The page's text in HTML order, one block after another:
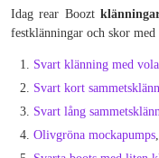
Idag rear Boozt
festklänningar och skor med
Svart klänning med
Svart kort
Svart lång
Olivgröna mockapumps